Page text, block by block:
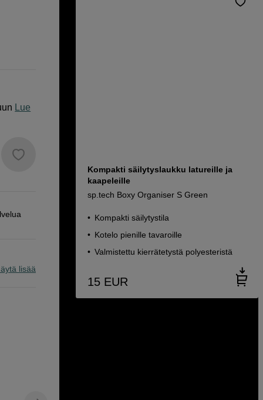
Lue
lisää
Kompakti säilytyslaukku latureille ja
kaapeleille
sp.tech Boxy Organiser S Green
Kompakti säilytystila
Kotelo pienille tavaroille
Valmistettu kierrätetystä polyesteristä
15 EUR